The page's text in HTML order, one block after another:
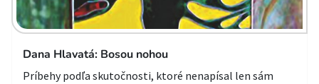
Dana Hlavatá: Bosou nohou
Príbehy podľa skutočnosti, ktoré nenapísal len sám